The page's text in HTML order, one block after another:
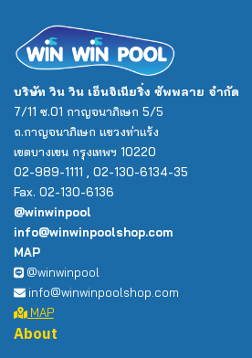
บริษัท วิน วิน เอ็นจิเนียริ่ง ซัพพลาย จำกัด
7/11 ซ.01 กาญจนาภิเษก 5/5
ถ.กาญจนาภิเษก แขวงท่าแร้ง
เขตบางเขน กรุงเทพฯ 10220
02-989-1111 , 02-130-6134-35
Fax. 02-130-6136
@winwinpool
info@winwinpoolshop.com
MAP
@winwinpool
info@winwinpoolshop.com
MAP
About